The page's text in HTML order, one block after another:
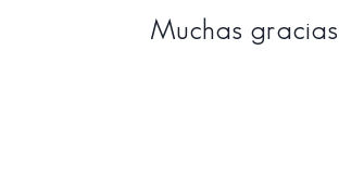
Muchas gracias